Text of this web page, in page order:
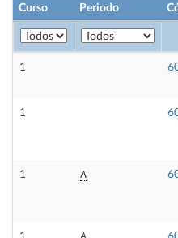
Curso Periodo
1
1
1 A
A